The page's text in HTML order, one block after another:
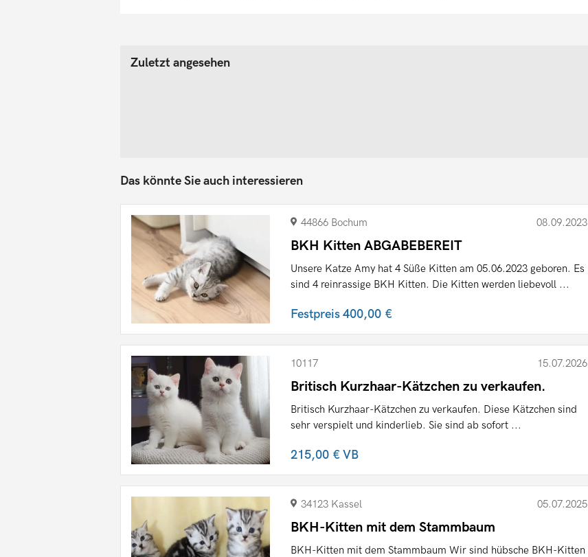
Zuletzt angesehen
Das könnte Sie auch interessieren
44866 Bochum 08.09.2023
BKH Kitten ABGABEBEREIT
Unsere Katze Amy hat 4 Süße Kitten am 05.06.2023 geboren. Es
sind 4 reinrassige BKH Kitten. Die Kitten werden liebevoll ...
Festpreis400,00 €
10117 15.07.2026
Britisch Kurzhaar-Kätzchen zu verkaufen.
Britisch Kurzhaar-Kätzchen zu verkaufen. Diese Kätzchen sind
sehr verspielt und kinderlieb. Sie sind ab sofort ...
215,00 €VB
34123 Kassel 05.07.2025
BKH-Kitten mit dem Stammbaum
BKH-Kitten mit dem Stammbaum Wir sind hübsche BKH-Kitten